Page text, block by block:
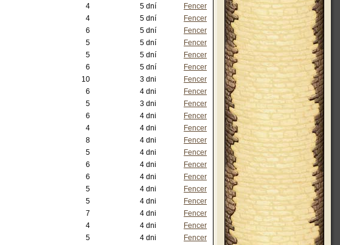
4 5 dní
Fencer
4 5 dní
Fencer
6 5 dní
Fencer
5 5 dní
Fencer
5 5 dní
Fencer
6 5 dní
Fencer
10 3 dni
Fencer
6 4 dni
Fencer
5 3 dni
Fencer
6 4 dni
Fencer
4 4 dni
Fencer
8 4 dni
Fencer
5 4 dni
Fencer
6 4 dni
Fencer
6 4 dni
Fencer
5 4 dni
Fencer
5 4 dni
Fencer
7 4 dni
Fencer
4 4 dni
Fencer
5 4 dni
Fencer